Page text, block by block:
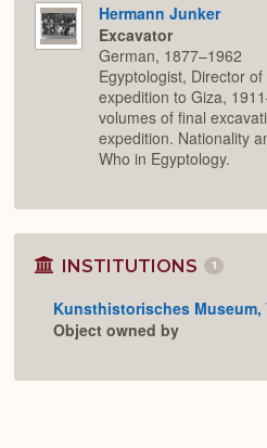
Hermann Junker
Excavator
German, 1877–1962
Egyptologist, Director
expedition to Giza,
volumes of final
expedition. Nationality
Who in Egyptology.
INSTITUTIONS 1
Kunsthistorisches Museum,
Object owned by